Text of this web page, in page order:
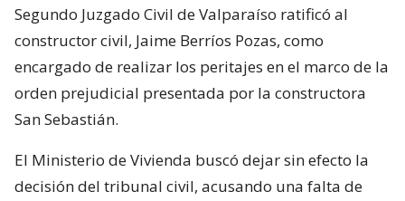
Segundo Juzgado Civil de Valparaíso ratificó al
constructor civil, Jaime Berríos Pozas, como
encargado de realizar los peritajes en el marco de la
orden prejudicial presentada por la constructora
San Sebastián.
El Ministerio de Vivienda buscó dejar sin efecto la
decisión del tribunal civil, acusando una falta de